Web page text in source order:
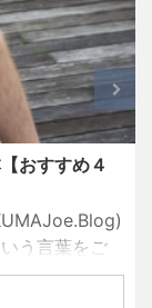
おすすめ４
う言葉をご
成功を手にし
生を送って